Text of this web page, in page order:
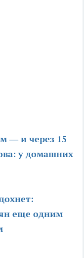
— и через 15
у домашних
еще одним